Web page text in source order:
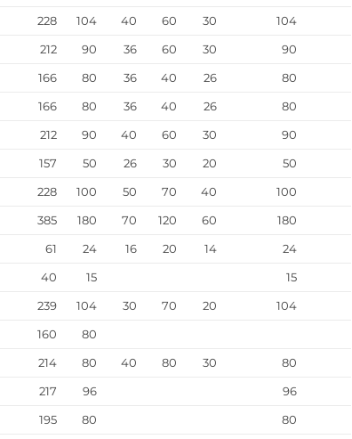
228 104 40 60 30
104
212 90 36 60 30
90
166 80 36 40 26
80
166 80 36 40 26
80
212 90 40 60 30
90
157 50 26 30 20
50
228 100 50 70 40
100
385 180 70 120 60
180
61 24 16 20 14
24
40 15
15
239 104 30 70 20
104
160
80
214 80 40 80 30
80
217 96
96
195 80
80